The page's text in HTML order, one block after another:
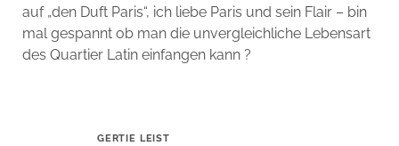
auf „den Duft Paris“, ich liebe Paris und sein Flair – bin
mal gespannt ob man die unvergleichliche Lebensart
des Quartier Latin einfangen kann ?
GERTIE LEIST